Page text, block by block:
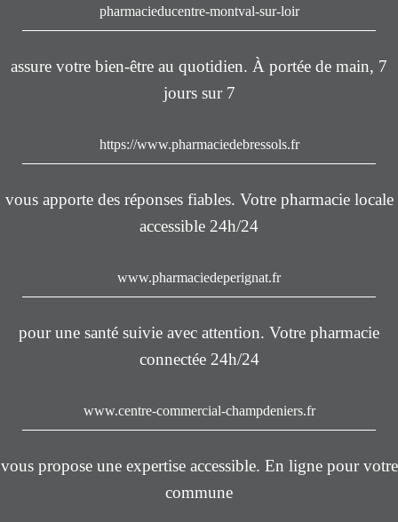
pharmacieducentre-montval-sur-loir
assure votre bien-être au quotidien. À portée de main, 7
jours sur 7
https://www.pharmaciedebressols.fr
vous apporte des réponses fiables. Votre pharmacie locale
accessible 24h/24
www.pharmaciedeperignat.fr
pour une santé suivie avec attention. Votre pharmacie
connectée 24h/24
www.centre-commercial-champdeniers.fr
vous propose une expertise accessible. En ligne pour votre
commune